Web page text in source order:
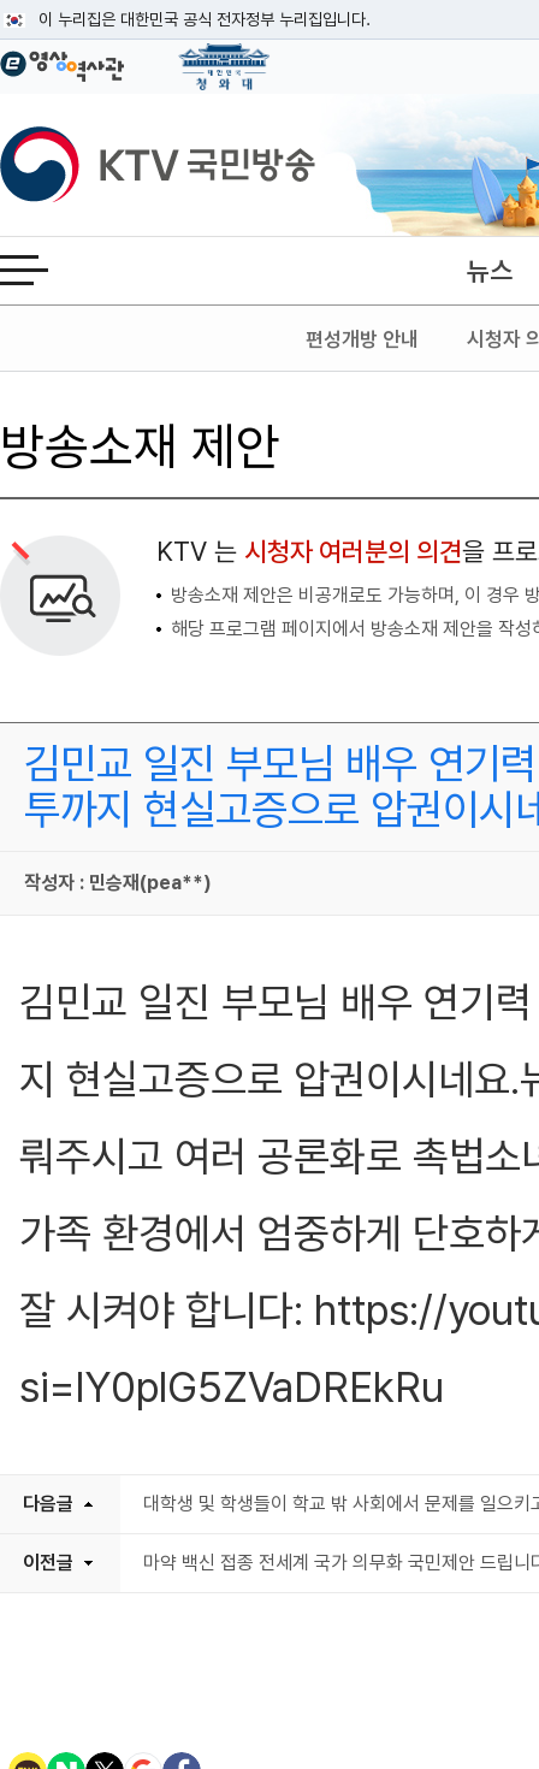
이 누리집은 대한민국 공식 전자정부 누리집입니다.
공식 누리집 주소 확인하기
이밖에 or.kr 또는 .kr등 다른 도메인 주소를 사용하고 있다면 아래 URL에서
운영중인 공식 누리집보기
KTV국민방송
전체메뉴 열기 뉴스
편성개방 안내 시청자
본문
방송소재 제안
KTV 는 시청자 여러분의 의견을 프
방송소재 제안은 비공개로도 가능하며, 이 경우
해당 프로그램 페이지에서 방송소재 제안을 작성
김민교 일진 부모님 배우 연기
투까지 현실고증으로 압권이시
작성자 : 민승재(pea**)
김민교 일진 부모님 배우 연기
지 현실고증으로 압권이시네요
뤄주시고 여러 공론화로 촉법
가족 환경에서 엄중하게 단호
잘 시켜야 합니다: https://
si=IY0plG5ZVaDREkRu
다음글 대학생 및 학생들이 학교 밖 사회에서 문제를 일으
이전글 마약 백신 접종 전세계 국가 의무화 국민제안 드립